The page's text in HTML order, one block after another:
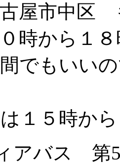
屋市中区
時から１８
でもいい
１５時か
アバス 第